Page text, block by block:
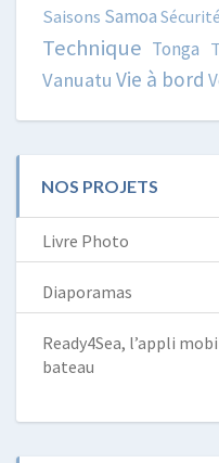
Saisons Samoa Sécurité
Technique Tonga
Vanuatu Vie à bord
NOS PROJETS
Livre Photo
Diaporamas
Ready4Sea, l’appli
bateau